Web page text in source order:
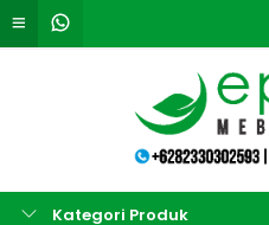
Kategori Produk